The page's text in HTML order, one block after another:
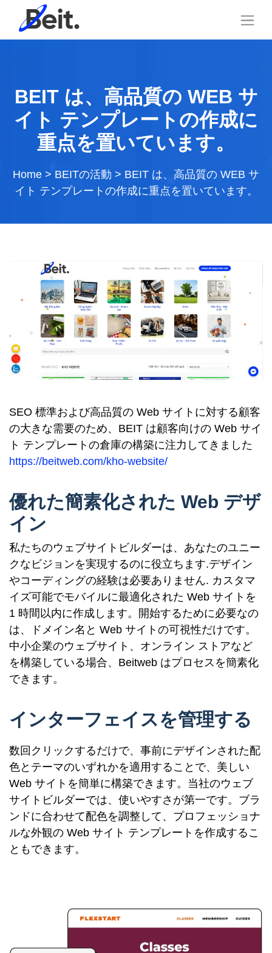
Home > BEITの活動 > BEIT は、高品質の WEB サ
イト テンプレートの作成に重点を置いています。
BEIT は、高品質の WEB サ
イト テンプレートの作成に
重点を置いています。
SEO 標準および高品質の Web サイトに対する顧客
の大きな需要のため、BEIT は顧客向けの Web サイ
ト テンプレートの倉庫の構築に注力してきました
https://beitweb.com/kho-website/
優れた簡素化された Web デザ
イン
私たちのウェブサイトビルダーは、あなたのユニー
クなビジョンを実現するのに役立ちます.デザイン
やコーディングの経験は必要ありません. カスタマ
イズ可能でモバイルに最適化された Web サイトを
1 時間以内に作成します。開始するために必要なの
は、ドメイン名と Web サイトの可視性だけです。
中小企業のウェブサイト、オンライン ストアなど
を構築している場合、Beitweb はプロセスを簡素化
できます。
インターフェイスを管理する
数回クリックするだけで、事前にデザインされた配
色とテーマのいずれかを適用することで、美しい
Web サイトを簡単に構築できます。当社のウェブ
サイトビルダーでは、使いやすさが第一です。ブラ
ンドに合わせて配色を調整して、プロフェッショナ
ルな外観の Web サイト テンプレートを作成するこ
ともできます。